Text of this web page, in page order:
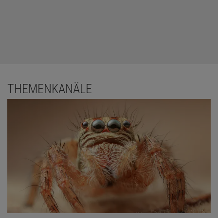
THEMENKANÄLE